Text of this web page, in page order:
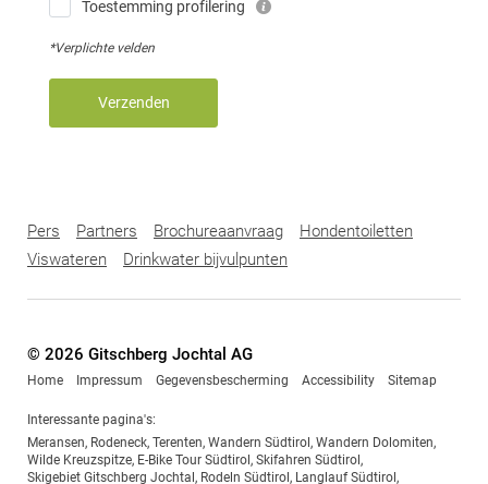
Toestemming profilering
*Verplichte velden
Verzenden
Pers Partners Brochureaanvraag
Hondentoiletten
Viswateren
Drinkwater bijvulpunten
© 2026 Gitschberg Jochtal AG
Home Impressum Gegevensbescherming Accessibility Sitemap
Interessante pagina's:
Meransen, Rodeneck, Terenten, Wandern Südtirol , Wandern Dolomiten,
Wilde Kreuzspitze, E-Bike Tour Südtirol , Skifahren Südtirol ,
Skigebiet Gitschberg Jochtal , Rodeln Südtirol , Langlauf Südtirol ,